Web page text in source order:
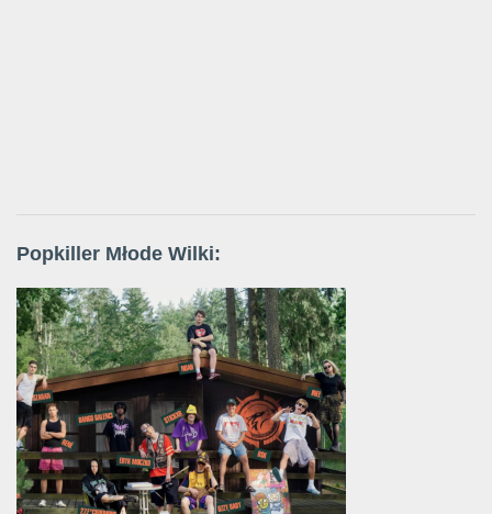
Popkiller Młode Wilki: